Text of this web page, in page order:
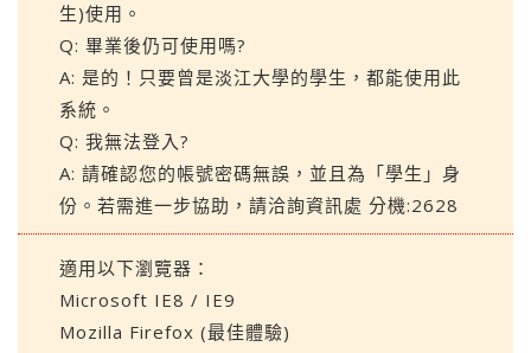
生)使用。
Q: 畢業後仍可使用嗎?
A: 是的！只要曾是淡江大學的學生，都能使用此
系統。
Q: 我無法登入?
A: 請確認您的帳號密碼無誤，並且為「學生」身
份。若需進一步協助，請洽詢資訊處 分機:2628
適用以下瀏覽器：
Microsoft IE8 / IE9
Mozilla Firefox (最佳體驗)